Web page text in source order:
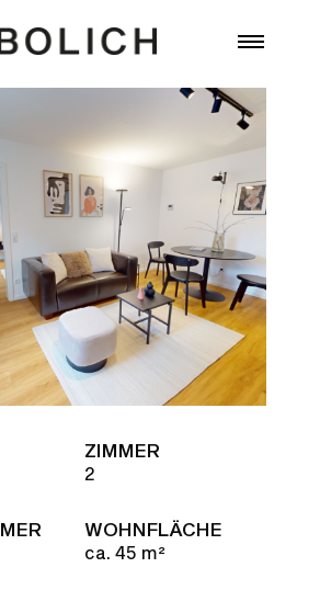
ZIMMER
2
WOHNFLÄCHE
ca. 45 m²